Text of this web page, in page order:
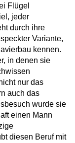
Flügel
jeder
durch ihre
Variante,
kennen.
in denen sie
nur das
auch das
wurde sie
einen Mann
diesen Beruf mit